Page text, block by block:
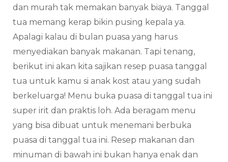
dan murah tak memakan banyak biaya. Tanggal
tua memang kerap bikin pusing kepala ya.
Apalagi kalau di bulan puasa yang harus
menyediakan banyak makanan. Tapi tenang,
berikut ini akan kita sajikan resep puasa tanggal
tua untuk kamu si anak kost atau yang sudah
berkeluarga! Menu buka puasa di tanggal tua ini
super irit dan praktis loh. Ada beragam menu
yang bisa dibuat untuk menemani berbuka
puasa di tanggal tua ini. Resep makanan dan
minuman di bawah ini bukan hanya enak dan